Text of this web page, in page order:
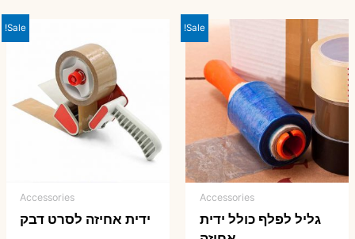
Sale!
Accessories
גליל לפלף כולל ידית
Sale!
Accessories
ידית אחיזה לסרט דבק